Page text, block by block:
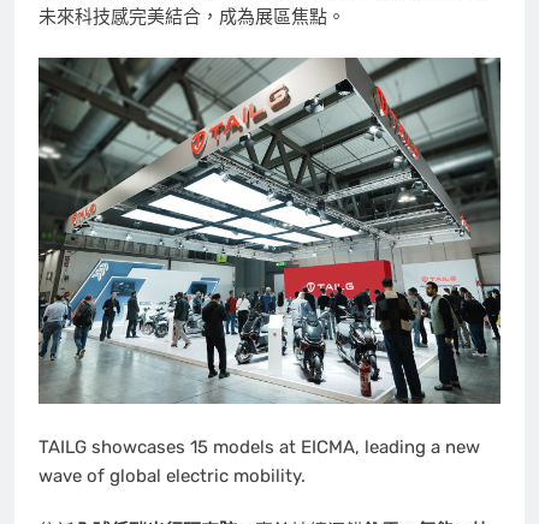
未來科技感完美結合，成為展區焦點。
TAILG showcases 15 models at EICMA, leading a new
wave of global electric mobility.